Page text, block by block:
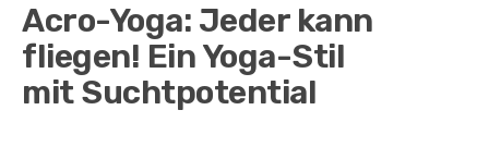
Acro-Yoga: Jeder kann
fliegen! Ein Yoga-Stil
mit Suchtpotential